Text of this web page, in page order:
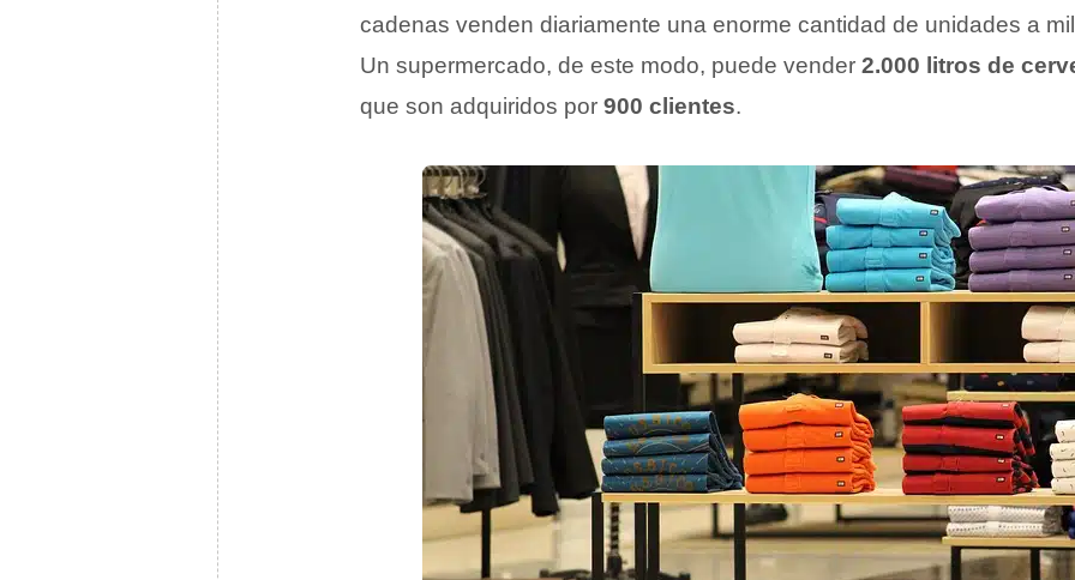
cadenas venden diariamente una enorme cantidad de unidades a
Un supermercado, de este modo, puede vender 2.000 litros de
que son adquiridos por 900 clientes.